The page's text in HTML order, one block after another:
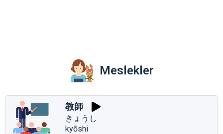
Meslekler
教師
きょうし
kyōshi